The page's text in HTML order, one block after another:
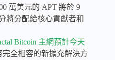
萬美元的 APT 將於 9
將分配給核心貢獻者和
Bitcoin 主網預計今天
完全相容的新擴充解決方